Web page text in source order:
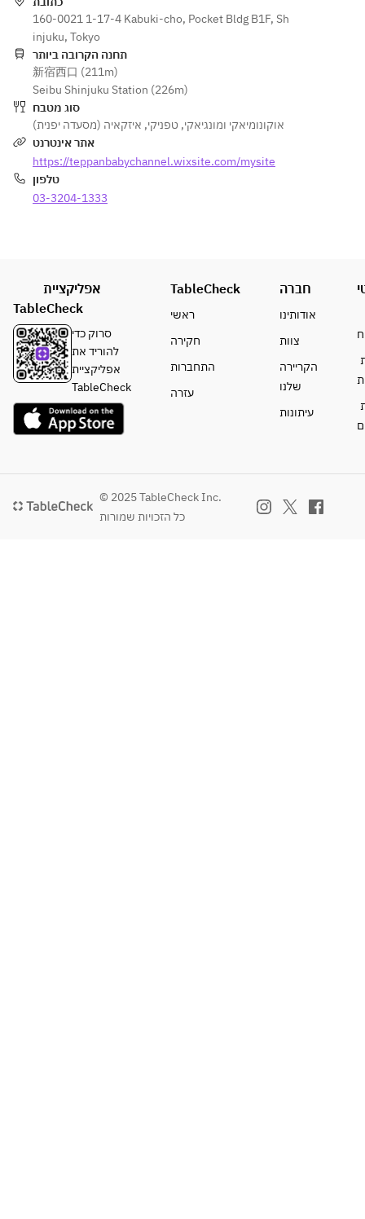
Okonomi
yaki)
yaki)
Choice
of
Okonomi
yaki
(Hiroshi
ma
Okonomi
yaki)
of
ma
yaki)
160-0021 1-17-4 Kabuki-cho, Pocket Bldg B1F, Sh
injuku, Tokyo
תחנה הקרובה ביותר
新宿西口 (211m)
Seibu Shinjuku Station (226m)
סוג מטבח
אוקונומיאקי ומונגיאקי, טפניקי, איזקאיה (מסעדה יפנית)
אתר אינטרנט
https://teppanbabychannel.wixsite.com/mysite
טלפון
03-3204-1333
אפליקציית
TableCheck
סרוק כדי
להוריד את
אפליקציית
TableCheck
TableCheck
ראשי
חקירה
התחברות
עזרה
חברה
אודותינו
צוות
הקריירה
שלנו
עיתונות
© 2025 TableCheck Inc.
כל הזכויות שמורות